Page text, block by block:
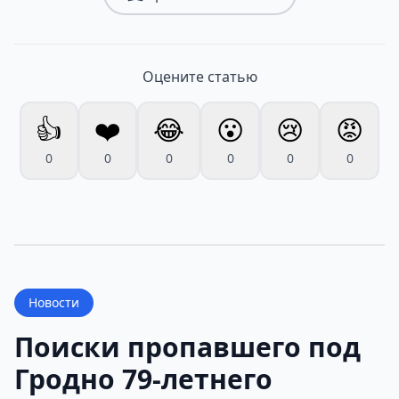
Оцените статью
👍
0
❤️
0
😂
0
😮
0
😢
0
😡
0
Новости
Поиски пропавшего под
Гродно 79-летнего